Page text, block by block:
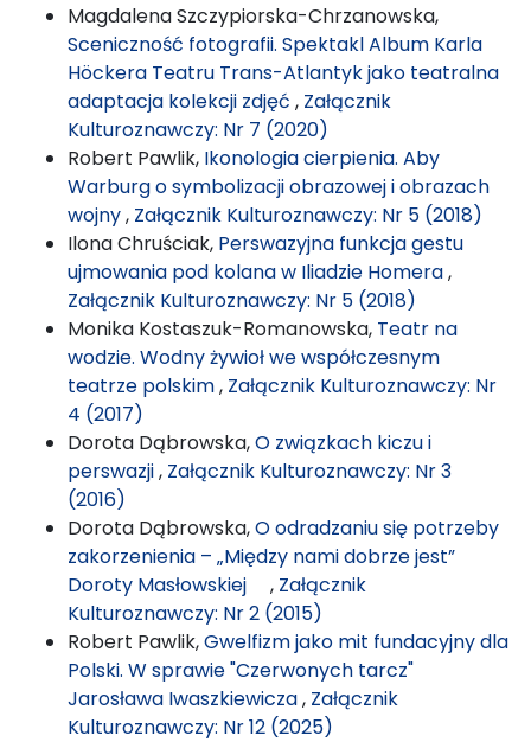
Magdalena Szczypiorska-Chrzanowska,
Sceniczność fotografii. Spektakl Album Karla
Höckera Teatru Trans-Atlantyk jako teatralna
adaptacja kolekcji zdjęć , Załącznik
Kulturoznawczy: Nr 7 (2020)
Robert Pawlik, Ikonologia cierpienia. Aby
Warburg o symbolizacji obrazowej i obrazach
wojny, Załącznik Kulturoznawczy: Nr 5 (2018)
Ilona Chruściak, Perswazyjna funkcja gestu
ujmowania pod kolana w Iliadzie Homera,
Załącznik Kulturoznawczy: Nr 5 (2018)
Monika Kostaszuk-Romanowska, Teatr na
wodzie. Wodny żywioł we współczesnym
teatrze polskim, Załącznik Kulturoznawczy: Nr
4 (2017)
Dorota Dąbrowska,O związkach kiczu i
perswazji, Załącznik Kulturoznawczy: Nr 3
(2016)
Dorota Dąbrowska,O odradzaniu się potrzeby
zakorzenienia – „Między nami dobrze jest”
Doroty Masłowskiej , Załącznik
Kulturoznawczy: Nr 2 (2015)
Robert Pawlik,Gwelfizm jako mit fundacyjny dla
Polski. W sprawie "Czerwonych tarcz"
Jarosława Iwaszkiewicza, Załącznik
Kulturoznawczy: Nr 12 (2025)